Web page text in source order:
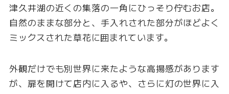
津久井湖の近くの集落の一角にひっそり佇むお店。
自然のままな部分と、手入れされた部分がほどよく
ミックスされた草花に囲まれています。
外観だけでも別世界に来たような高揚感があります
が、扉を開けて店内に入るや、さらに灯の世界に入